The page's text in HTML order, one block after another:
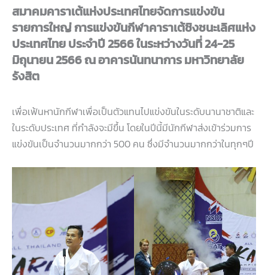
สมาคมคาราเต้แห่งประเทศไทยจัดการแข่งขัน
รายการใหญ่ การแข่งขันกีฬาคาราเต้ชิงชนะเลิศแห่ง
ประเทศไทย ประจำปี 2566 ในระหว่างวันที่ 24-25
มิถุนายน 2566 ณ อาคารนันทนาการ มหาวิทยาลัย
รังสิต
เพื่อเฟ้นหานักกีฬาเพื่อเป็นตัวแทนไปแข่งขันในระดับนานาชาติและ
ในระดับประเทศ ที่กำลังจะมีขึ้น โดยในปีนี้มีนักกีฬาส่งเข้าร่วมการ
แข่งขันเป็นจำนวนมากกว่า 500 คน ซึ่งมีจำนวนมากกว่าในทุกๆปี